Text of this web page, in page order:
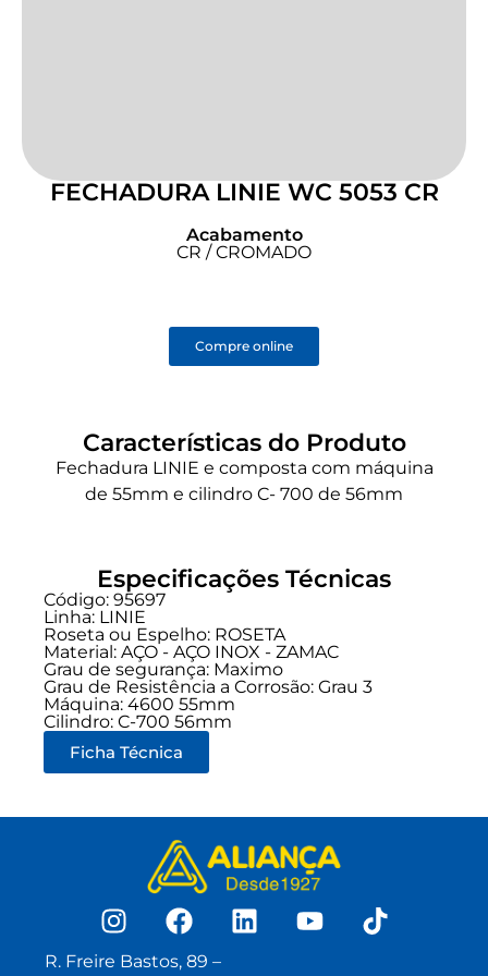
FECHADURA LINIE WC 5053 CR
Acabamento
CR / CROMADO
Compre online
Características do Produto
Fechadura LINIE e composta com máquina
de 55mm e cilindro C- 700 de 56mm
Especificações Técnicas
Código: 95697
Linha: LINIE
Roseta ou Espelho: ROSETA
Material: AÇO - AÇO INOX - ZAMAC
Grau de segurança: Maximo
Grau de Resistência a Corrosão: Grau 3
Máquina: 4600 55mm
Cilindro: C-700 56mm
Ficha Técnica
R. Freire Bastos, 89 –